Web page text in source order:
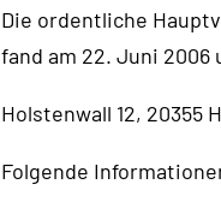
Die ordentliche
fand am 22. Juni 2006
Holstenwall 12, 20355
Folgende